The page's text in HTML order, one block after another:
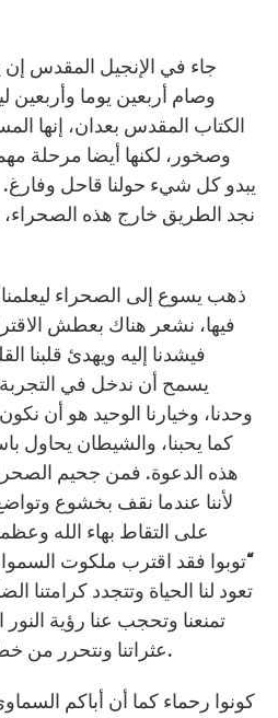
جاء في الإنجيل المقدس
الكتاب المقدس بعدان، إنها
وصخور، لكنها أيضا مرحلة
يبدو كل شيء حولنا قاحل وفارغ.
نجد الطريق خارج هذه الصحراء،
ذهب يسوع إلى الصحراء ليعلمنا
فيها، نشعر هناك بعطش
فيشدنا إليه ويهدئ قلبنا
يسمح أن ندخل في
وحدنا، وخيارنا الوحيد هو أن
كما يحبنا، والشيطان يحاول
هذه الدعوة. فمن جحيم
لأننا عندما نقف بخشوع
على التقاط بهاء الله
تعود لنا الحياة وتتجدد كرامتنا
تمنعنا وتحجب عنا رؤية النور
عثراتنا ونتحرر من خطيئتنا ونقترب من المسيح.